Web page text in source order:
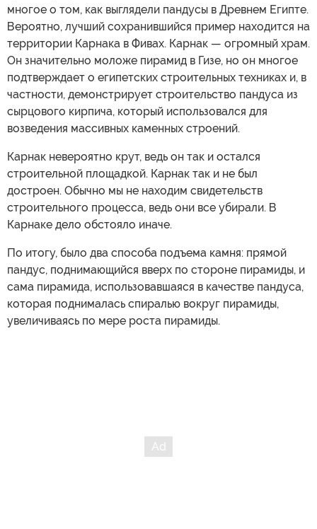
многое о том, как выглядели пандусы в Древнем Египте.
Вероятно, лучший сохранившийся пример находится на
территории Карнака в Фивах. Карнак — огромный храм.
Он значительно моложе пирамид в Гизе, но он многое
подтверждает о египетских строительных техниках и, в
частности, демонстрирует строительство пандуса из
сырцового кирпича, который использовался для
возведения массивных каменных строений.
Карнак невероятно крут, ведь он так и остался
строительной площадкой. Карнак так и не был
достроен. Обычно мы не находим свидетельств
строительного процесса, ведь они все убирали. В
Карнаке дело обстояло иначе.
По итогу, было два способа подъема камня: прямой
пандус, поднимающийся вверх по стороне пирамиды, и
сама пирамида, использовавшаяся в качестве пандуса,
которая поднималась спиралью вокруг пирамиды,
увеличиваясь по мере роста пирамиды.